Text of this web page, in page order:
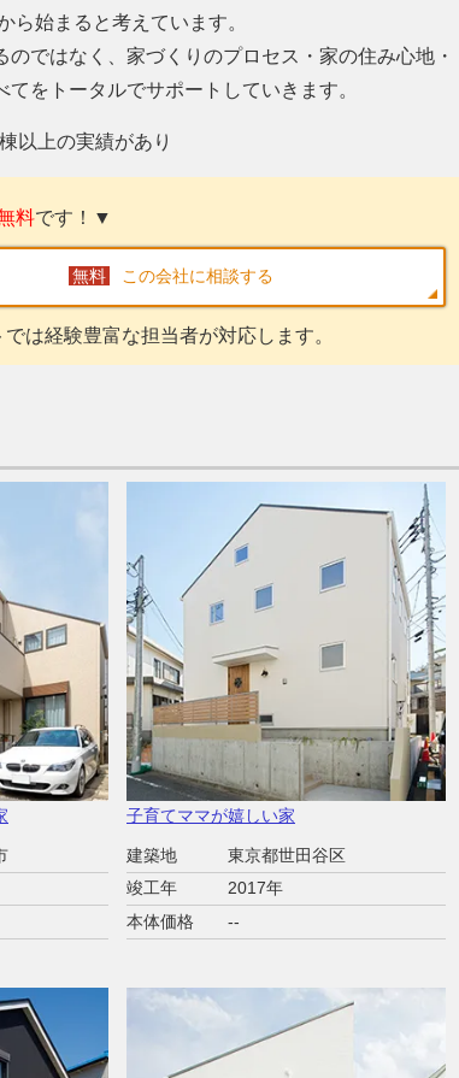
始まると考えています。
ではなく、家づくりのプロセス・家の住み心地・
をトータルでサポートしていきます。
以上の実績があり
料です！▼
この会社に相談する
は経験豊富な担当者が対応します。
子育てママが嬉しい家
建築地
東京都世田谷区
竣工年
2017年
本体価格
--